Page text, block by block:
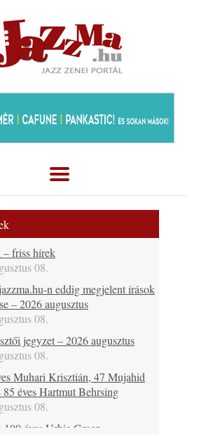
friss hírek
08.
n eddig megjelent írások
– 2026 augusztus
08.
jegyzet – 2026 augusztus
08.
Muhari Krisztián, 47 Mujahid
85 éves Hartmut Behrsing
08.
100 éves Urbie Green